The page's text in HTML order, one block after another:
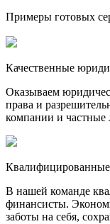
Примеры готовых
Качественные
Оказываем
права и
компании и частные
В нашей команде
финансисты.
заботы на себя,